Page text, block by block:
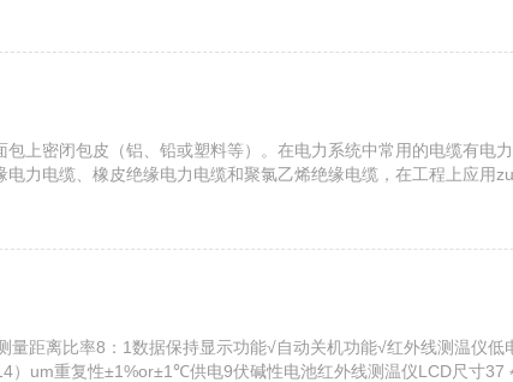
上密闭包皮（铝、铅或塑料等）。在电力系统中常用的电缆有电
力电缆、橡皮绝缘电力电缆和聚氯乙烯绝缘电缆，在工程上应用
离比率8：1数据保持显示功能√自动关机功能√红外线测温仪低
um重复性±1%or±1℃供电9伏碱性电池红外线测温仪LCD尺寸